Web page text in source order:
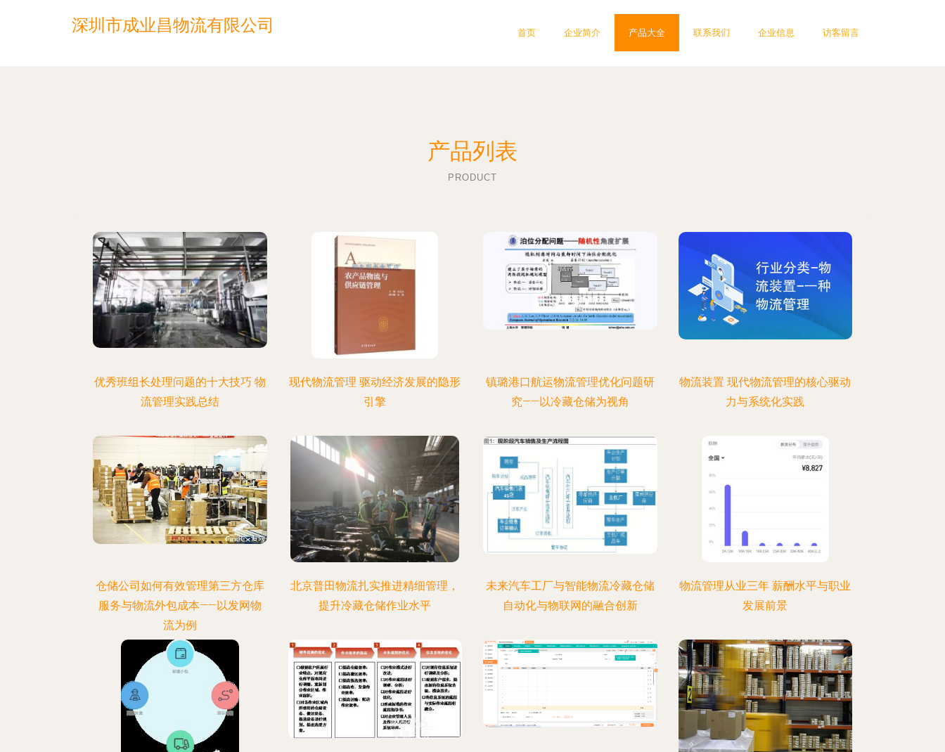
深圳市成业昌物流有限公司 首页 企业简介 产品大全 联系我们 企业信息 访客留言
产品列表
PRODUCT
优秀班组长处理问题的十大技巧 物
流管理实践总结
现代物流管理 驱动经济发展的隐形
引擎
镇璐港口航运物流管理优化问题研
究——以冷藏仓储为视角
物流装置 现代物流管理的核心驱动
力与系统化实践
仓储公司如何有效管理第三方仓库
服务与物流外包成本——以发网物
流为例
北京普田物流扎实推进精细管理，
提升冷藏仓储作业水平
未来汽车工厂与智能物流冷藏仓储
自动化与物联网的融合创新
物流管理从业三年 薪酬水平与职业
发展前景